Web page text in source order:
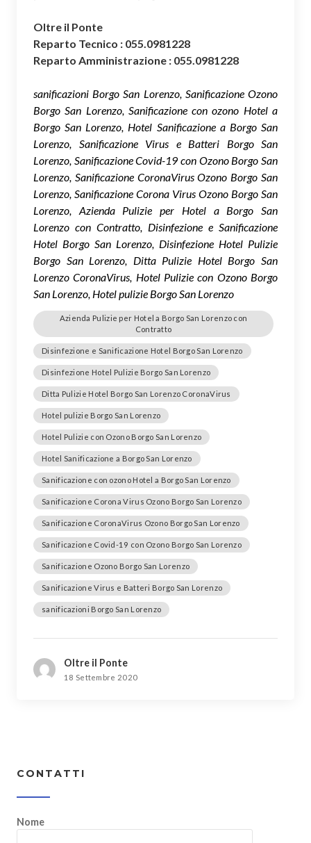
Oltre il Ponte
Reparto Tecnico : 055.0981228
Reparto Amministrazione : 055.0981228
sanificazioni Borgo San Lorenzo, Sanificazione Ozono
Borgo San Lorenzo, Sanificazione con ozono Hotel a
Borgo San Lorenzo, Hotel Sanificazione a Borgo San
Lorenzo, Sanificazione Virus e Batteri Borgo San
Lorenzo, Sanificazione Covid-19 con Ozono Borgo San
Lorenzo, Sanificazione CoronaVirus Ozono Borgo San
Lorenzo, Sanificazione Corona Virus Ozono Borgo San
Lorenzo, Azienda Pulizie per Hotel a Borgo San
Lorenzo con Contratto, Disinfezione e Sanificazione
Hotel Borgo San Lorenzo, Disinfezione Hotel Pulizie
Borgo San Lorenzo, Ditta Pulizie Hotel Borgo San
Lorenzo CoronaVirus, Hotel Pulizie con Ozono Borgo
San Lorenzo, Hotel pulizie Borgo San Lorenzo
Azienda Pulizie per Hotel a Borgo San Lorenzo con
Contratto
Disinfezione e Sanificazione Hotel Borgo San Lorenzo
Disinfezione Hotel Pulizie Borgo San Lorenzo
Ditta Pulizie Hotel Borgo San Lorenzo CoronaVirus
Hotel pulizie Borgo San Lorenzo
Hotel Pulizie con Ozono Borgo San Lorenzo
Hotel Sanificazione a Borgo San Lorenzo
Sanificazione con ozono Hotel a Borgo San Lorenzo
Sanificazione Corona Virus Ozono Borgo San Lorenzo
Sanificazione CoronaVirus Ozono Borgo San Lorenzo
Sanificazione Covid-19 con Ozono Borgo San Lorenzo
Sanificazione Ozono Borgo San Lorenzo
Sanificazione Virus e Batteri Borgo San Lorenzo
sanificazioni Borgo San Lorenzo
Oltre il Ponte
18 Settembre 2020
CONTATTI
Nome